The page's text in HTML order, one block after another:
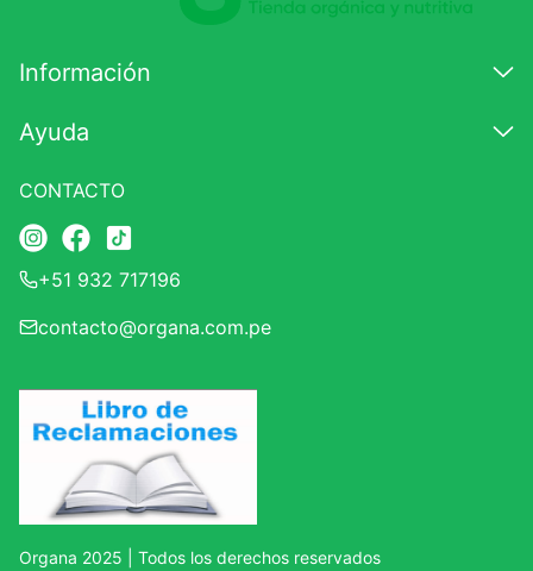
Califique el producto de 1 a 5 estrellas
★★★
Correo electrónico
ENVIAR COMENTARIO
Información
Ayuda
CONTACTO
+51 932 717196
contacto@organa.com.pe
Organa 2025 | Todos los derechos reservados